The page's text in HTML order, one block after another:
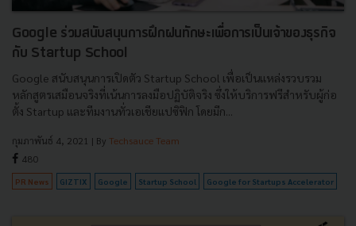
Google ร่วมสนับสนุนการฝึกฝนทักษะเพื่อการเป็นเจ้าของธุรกิจ
กับ Startup School
Google สนับสนุนการเปิดตัว Startup School เพื่อเป็นแหล่งรวบรวม
หลักสูตรเสมือนจริงที่เน้นการลงมือปฏิบัติจริง ซึ่งให้บริการฟรีสำหรับผู้ก่อ
ตั้ง Startup และทีมงานทั่วเอเชียแปซิฟิก โดยมีก...
กุมภาพันธ์ 4, 2021 | By Techsauce Team
480
PR News GIZTIX Google Startup School Google for Startups Accelerator